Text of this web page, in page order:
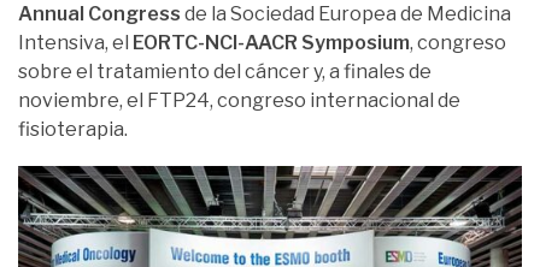
Annual Congress de la Sociedad Europea de Medicina
Intensiva, el EORTC-NCI-AACR Symposium, congreso
sobre el tratamiento del cáncer y, a finales de
noviembre, el FTP24, congreso internacional de
fisioterapia.